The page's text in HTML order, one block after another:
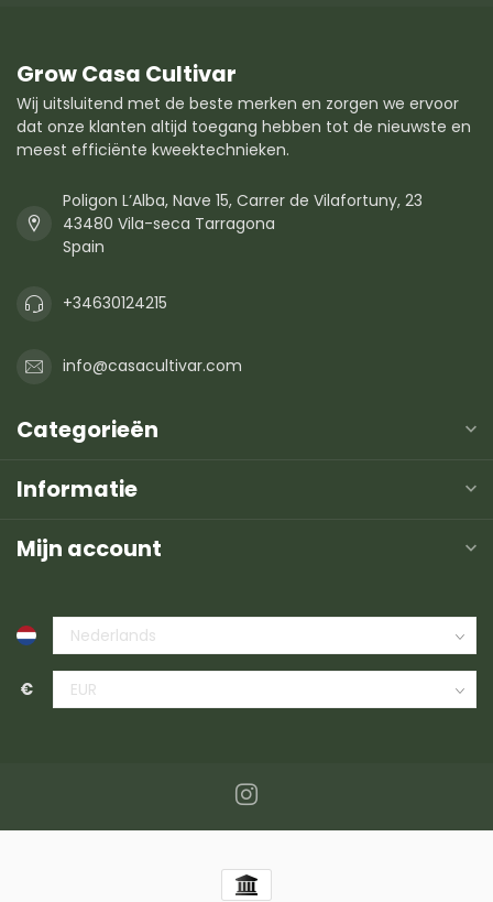
Grow Casa Cultivar
Wij uitsluitend met de beste merken en zorgen we ervoor
dat onze klanten altijd toegang hebben tot de nieuwste en
meest efficiënte kweektechnieken.
Poligon L’Alba, Nave 15, Carrer de Vilafortuny, 23
43480 Vila-seca Tarragona
Spain
+34630124215
info@casacultivar.com
Categorieën
Informatie
Mijn account
€